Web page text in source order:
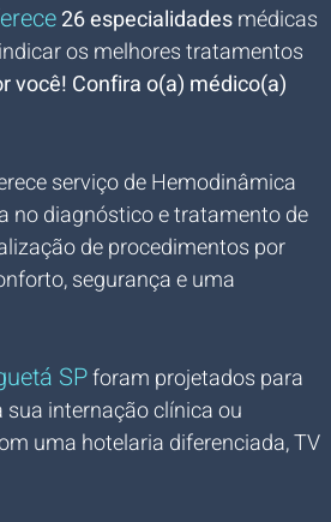
26 especialidades médicas
os melhores tratamentos
você! Confira o(a) médico(a)
serviço de Hemodinâmica
no diagnóstico e tratamento de
de procedimentos por
segurança e uma
SP foram projetados para
internação clínica ou
uma hotelaria diferenciada, TV